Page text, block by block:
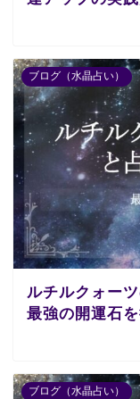
ブログ（水晶占い）
ルチルクォー
最強の開運石
ブログ（水晶占い）